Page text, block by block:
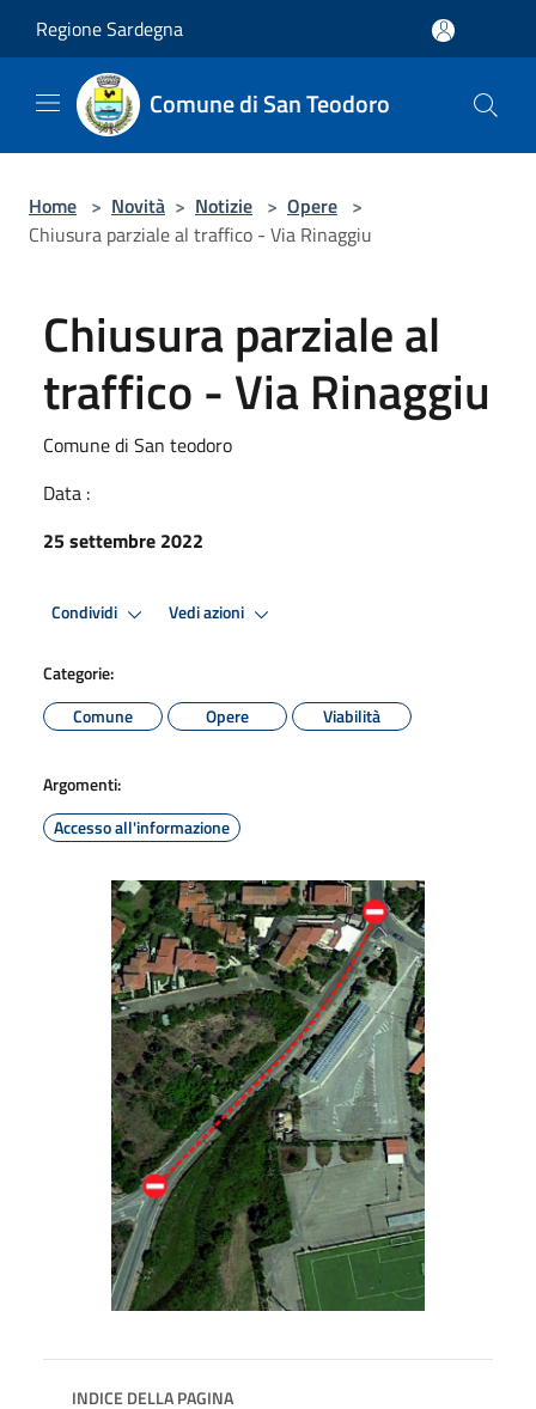
Regione Sardegna
Comune di San Teodoro
Home > Novità > Notizie > Opere >
Chiusura parziale al traffico - Via Rinaggiu
Chiusura parziale al
traffico - Via Rinaggiu
Comune di San teodoro
Data :
25 settembre 2022
Condividi Vedi azioni
Categorie:
Comune
Opere Viabilità
Argomenti:
Accesso all'informazione
INDICE DELLA PAGINA